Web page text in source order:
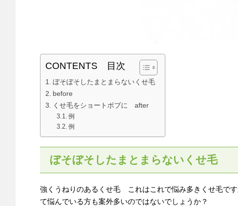
CONTENTS 目次
ぼそぼそしたまとまらないくせ毛
before
くせ毛をショートボブに after
例
例
ぼそぼそしたまとまらないくせ毛
強くうねりのあるくせ毛 これはこれで悩み多きくせ毛で
て悩んでいる方も案外多いのではないでしょうか？